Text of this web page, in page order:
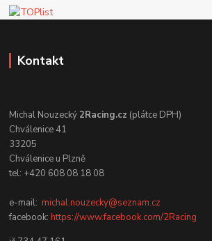
Kontakt
Michal Nouzecký2Racing.cz (plátce DPH)
Chválenice 41
33205
Chválenice u Plzně
tel: +420 608 08 18 08
e-mail:michal.nouzecky@seznam.cz
facebook:https://www.facebook.com/2Racing